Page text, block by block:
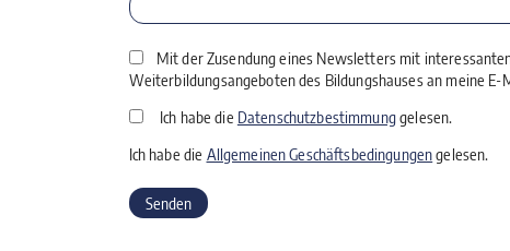
Mit der Zusendung eines Newsletters mit
Weiterbildungsangeboten des Bildungshauses an meine
Ich habe die Datenschutzbestimmunggelesen.
Ich habe die Allgemeinen Geschäftsbedingungengelesen.